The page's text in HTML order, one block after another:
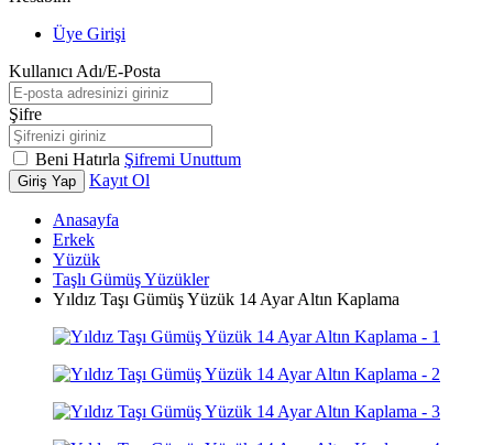
Üye Girişi
Kullanıcı Adı/E-Posta
Şifre
Beni Hatırla Şifremi Unuttum
Giriş Yap Kayıt Ol
Anasayfa
Erkek
Yüzük
Taşlı Gümüş Yüzükler
Yıldız Taşı Gümüş Yüzük 14 Ayar Altın Kaplama